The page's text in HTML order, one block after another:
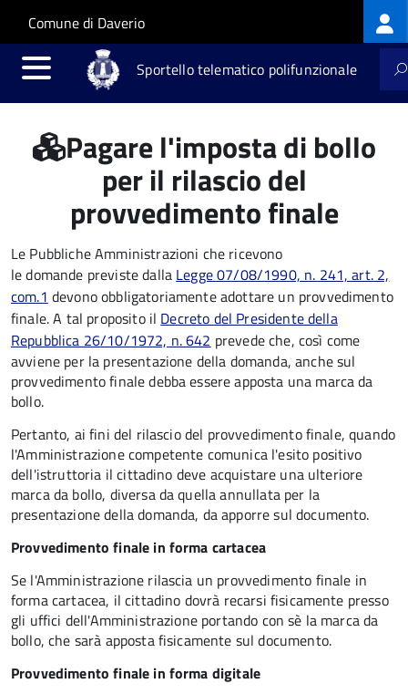
Salta al contenuto principale
Skip to site navigation
Comune di Daverio
Sportello telematico polifunzionale
Pagare l'imposta di bollo
per il rilascio del
provvedimento finale
Le Pubbliche Amministrazioni che ricevono
le domande previste dalla Legge 07/08/1990, n. 241, art. 2,
com.1 devono obbligatoriamente adottare un provvedimento
finale. A tal proposito il Decreto del Presidente della
Repubblica 26/10/1972, n. 642 prevede che, così come
avviene per la presentazione della domanda, anche sul
provvedimento finale debba essere apposta una marca da
bollo.
Pertanto, ai fini del rilascio del provvedimento finale, quando
l'Amministrazione competente comunica l'esito positivo
dell'istruttoria il cittadino deve acquistare una ulteriore
marca da bollo, diversa da quella annullata per la
presentazione della domanda, da apporre sul documento.
Provvedimento finale in forma cartacea
Se l'Amministrazione rilascia un provvedimento finale in
forma cartacea, il cittadino dovrà recarsi fisicamente presso
gli uffici dell'Amministrazione portando con sè la marca da
bollo, che sarà apposta fisicamente sul documento.
Provvedimento finale in forma digitale